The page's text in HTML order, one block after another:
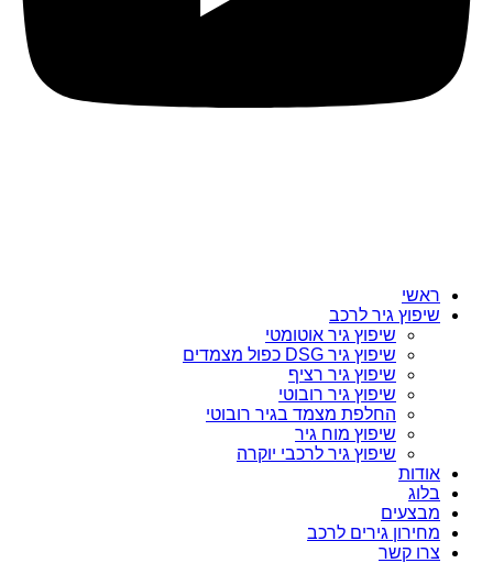
ראשי
שיפוץ גיר לרכב
שיפוץ גיר אוטומטי
שיפוץ גיר DSG כפול מצמדים
שיפוץ גיר רציף
שיפוץ גיר רובוטי
החלפת מצמד בגיר רובוטי
שיפוץ מוח גיר
שיפוץ גיר לרכבי יוקרה
אודות
בלוג
מבצעים
מחירון גירים לרכב
צרו קשר